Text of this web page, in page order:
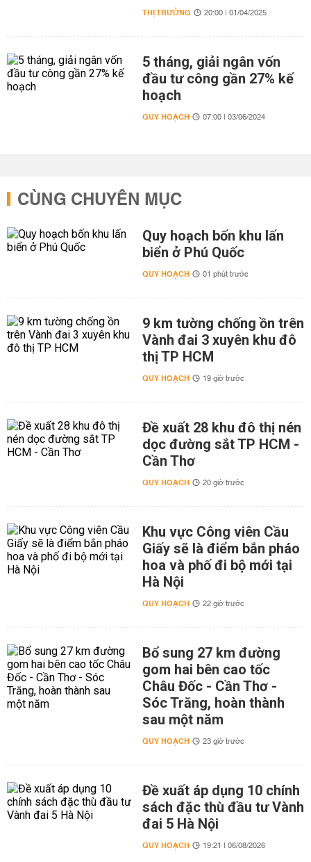
THỊ TRƯỜNG 20:00 | 01/04/2025
5 tháng, giải ngân vốn
đầu tư công gần 27% kế
hoạch
QUY HOẠCH 07:00 | 03/06/2024
CÙNG CHUYÊN MỤC
Quy hoạch bốn khu lấn
biển ở Phú Quốc
QUY HOẠCH 01 phút trước
9 km tường chống ồn trên
Vành đai 3 xuyên khu đô
thị TP HCM
QUY HOẠCH 19 giờ trước
Đề xuất 28 khu đô thị nén
dọc đường sắt TP HCM -
Cần Thơ
QUY HOẠCH 20 giờ trước
Khu vực Công viên Cầu
Giấy sẽ là điểm bắn pháo
hoa và phố đi bộ mới tại
Hà Nội
QUY HOẠCH 22 giờ trước
Bổ sung 27 km đường
gom hai bên cao tốc
Châu Đốc - Cần Thơ -
Sóc Trăng, hoàn thành
sau một năm
QUY HOẠCH 23 giờ trước
Đề xuất áp dụng 10 chính
sách đặc thù đầu tư Vành
đai 5 Hà Nội
QUY HOẠCH 19:21 | 06/08/2026